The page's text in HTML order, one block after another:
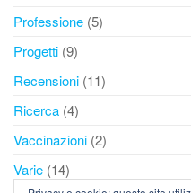
Professione (5)
Progetti (9)
Recensioni (11)
Ricerca (4)
Vaccinazioni (2)
Varie (14)